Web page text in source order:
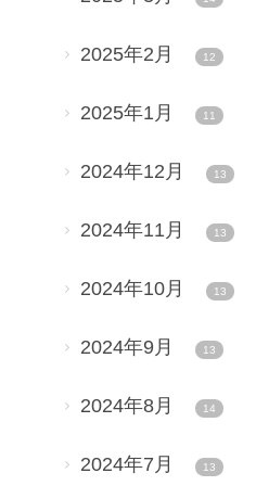
2025年2月 12
2025年1月 11
2024年12月 13
2024年11月 13
2024年10月 13
2024年9月 13
2024年8月 14
2024年7月 13